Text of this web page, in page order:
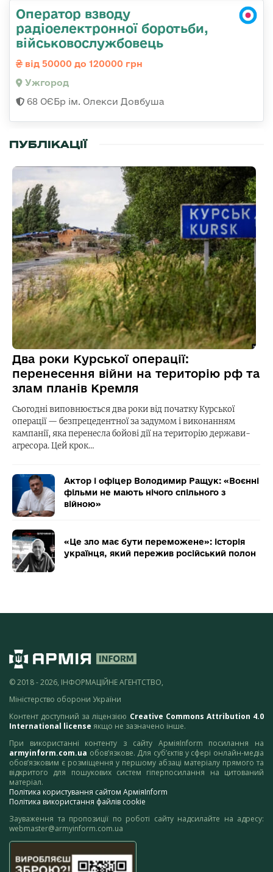
Оператор взводу
радіоелектронної боротьби,
військовослужбовець
від 50000 до 120000 грн
Ужгород
68 ОЄБр ім. Олекси Довбуша
ПУБЛІКАЦІЇ
Два роки Курської операції:
перенесення війни на територію рф та
злам планів Кремля
Сьогодні виповнюється два роки від початку Курської
операції — безпрецедентної за задумом і виконанням
кампанії, яка перенесла бойові дії на територію держави-
агресора. Цей крок…
Актор і офіцер Володимир Ращук: «Воєнні
фільми не мають нічого спільного з
війною»
«Це зло має бути переможене»: історія
українця, який пережив російський полон
© 2018 - 2026, ІНФОРМАЦІЙНЕ АГЕНТСТВО,
Міністерство оборони України
Контент доступний за ліцензією Creative Commons Attribution 4.0
International license якщо не зазначено інше.
При використанні контенту з сайту АрміяInform посилання на
armyinform.com.ua обов’язкове. Для суб’єктів у сфері онлайн-медіа
обов’язковим є розміщення у першому абзаці матеріалу прямого та
відкритого для пошукових систем гіперпосилання на цитований
матеріал.
Політика користування сайтом АрміяInform
Політика використання файлів cookie
Зауваження та пропозиції по роботі сайту надсилайте на адресу:
webmaster@armyinform.com.ua